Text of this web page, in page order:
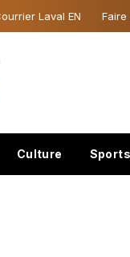
Laval EN Faire
Culture Sports